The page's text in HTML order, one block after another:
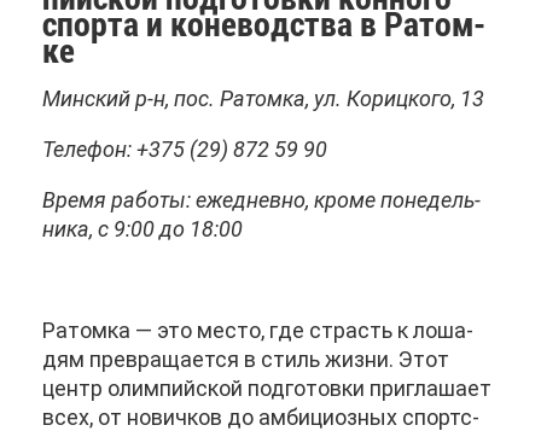
спор­та и ко­не­вод­ства в Ра­том­
ке
Мин­ский р-н, пос. Ра­том­ка, ул. Ко­риц­ко­го, 13
Те­ле­фон: +375 (29) 872 59 90
Вре­мя ра­бо­ты: еже­днев­но, кро­ме по­не­дель­
ни­ка, с 9:00 до 18:00
Ра­том­ка — это ме­сто, где страсть к ло­ша­
дям пре­вра­ща­ет­ся в стиль жиз­ни. Этот
центр олим­пий­ской под­го­тов­ки при­гла­ша­ет
всех, от но­вич­ков до ам­би­ци­оз­ных спортс­